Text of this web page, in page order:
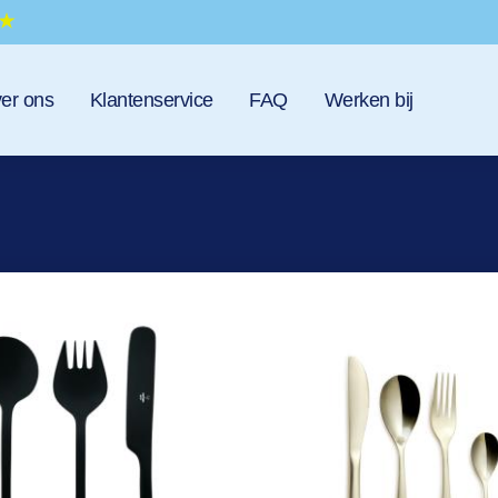
ons Klantenservice FAQ Werken bij